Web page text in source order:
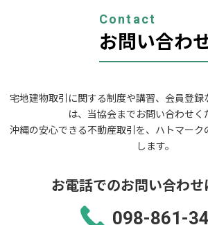
Contact
お問い合わ
宅地建物取引に関する制度や講習、会員登
は、当協会までお問い合わせく
沖縄の安心できる不動産取引を、ハトマーク
します。
お電話でのお問い合わせ
098-861-